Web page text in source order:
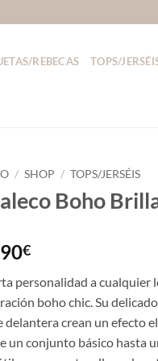
REBECAS TOPS/
/ SHOP / TOPS/JERSÉIS
Boho
€
personalidad a cualquier
boho chic. Su
delantera crean un efecto
un conjunto básico hasta